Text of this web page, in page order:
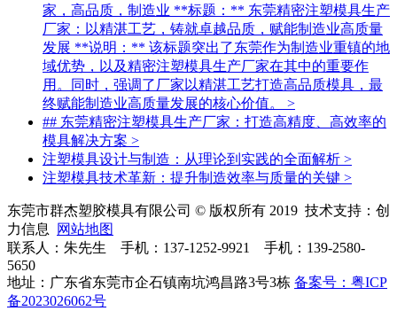
家，高品质，制造业 **标题：** 东莞精密注塑模具生产
厂家：以精湛工艺，铸就卓越品质，赋能制造业高质量
发展 **说明：** 该标题突出了东莞作为制造业重镇的地
域优势，以及精密注塑模具生产厂家在其中的重要作
用。同时，强调了厂家以精湛工艺打造高品质模具，最
终赋能制造业高质量发展的核心价值。 >
## 东莞精密注塑模具生产厂家：打造高精度、高效率的
模具解决方案 >
注塑模具设计与制造：从理论到实践的全面解析 >
注塑模具技术革新：提升制造效率与质量的关键 >
东莞市群杰塑胶模具有限公司 © 版权所有 2019 技术支持：创
力信息
网站地图
联系人：朱先生 手机：137-1252-9921 手机：139-2580-
5650
地址：广东省东莞市企石镇南坑鸿昌路3号3栋 备案号：粤ICP
备2023026062号